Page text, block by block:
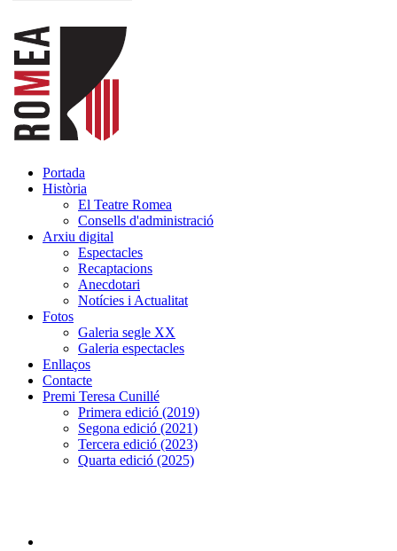
Portada
Història
El Teatre Romea
Consells d'administració
Arxiu digital
Espectacles
Recaptacions
Anecdotari
Notícies i Actualitat
Fotos
Galeria segle XX
Galeria espectacles
Enllaços
Contacte
Premi Teresa Cunillé
Primera edició (2019)
Segona edició (2021)
Tercera edició (2023)
Quarta edició (2025)